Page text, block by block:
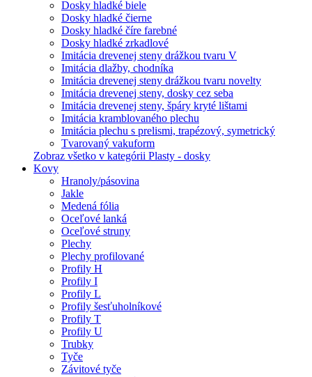
Dosky hladké biele
Dosky hladké čierne
Dosky hladké číre farebné
Dosky hladké zrkadlové
Imitácia drevenej steny drážkou tvaru V
Imitácia dlažby, chodníka
Imitácia drevenej steny drážkou tvaru novelty
Imitácia drevenej steny, dosky cez seba
Imitácia drevenej steny, špáry kryté lištami
Imitácia kramblovaného plechu
Imitácia plechu s prelismi, trapézový, symetrický
Tvarovaný vakuform
Zobraz všetko v kategórii Plasty - dosky
Kovy
Hranoly/pásovina
Jakle
Medená fólia
Oceľové lanká
Oceľové struny
Plechy
Plechy profilované
Profily H
Profily I
Profily L
Profily šesťuholníkové
Profily T
Profily U
Trubky
Tyče
Závitové tyče